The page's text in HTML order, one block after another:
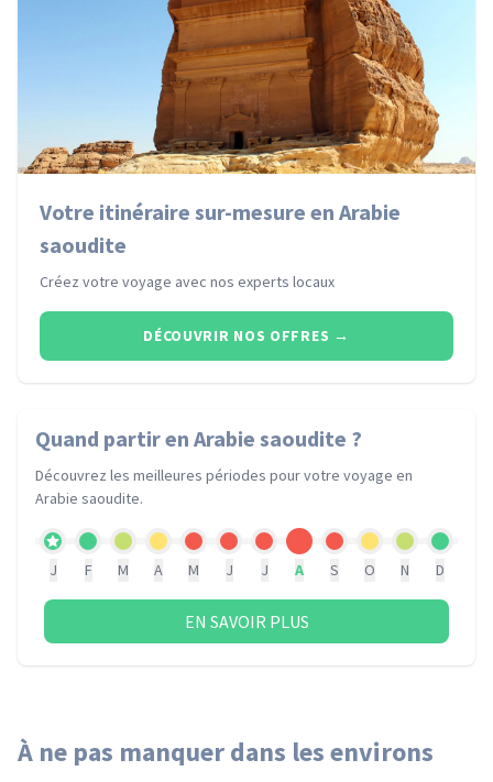
Votre itinéraire sur-mesure en Arabie
saoudite
Créez votre voyage avec nos experts locaux
DÉCOUVRIR NOS OFFRES →
Quand partiren Arabie saoudite ?
Découvrez les meilleures périodes pour votre voyage en
Arabie saoudite.
J F M A M J J A S O N D
EN SAVOIR PLUS
À ne pas manquer dans les environs